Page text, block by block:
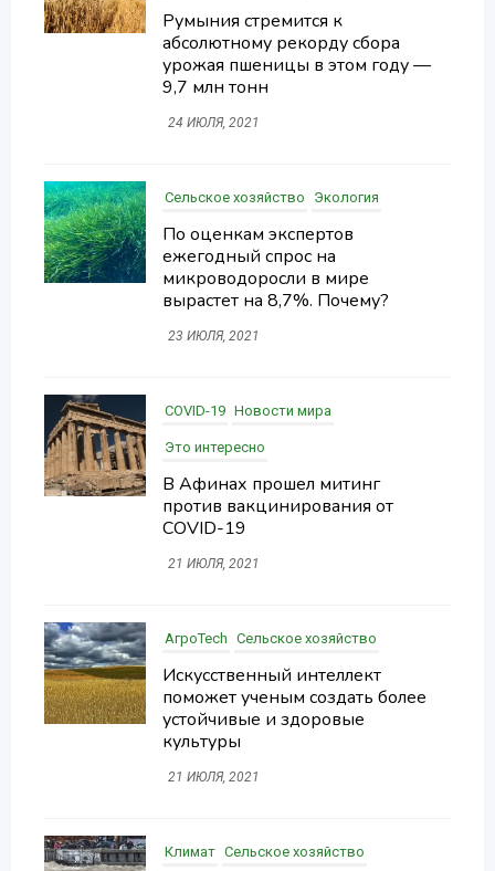
Румыния стремится к
абсолютному рекорду сбора
урожая пшеницы в этом году —
9,7 млн тонн
24 ИЮЛЯ, 2021
Сельское хозяйство Экология
По оценкам экспертов
ежегодный спрос на
микроводоросли в мире
вырастет на 8,7%. Почему?
23 ИЮЛЯ, 2021
COVID-19 Новости мира
Это интересно
В Афинах прошел митинг
против вакцинирования от
COVID-19
21 ИЮЛЯ, 2021
АгроTech Сельское хозяйство
Искусственный интеллект
поможет ученым создать более
устойчивые и здоровые
культуры
21 ИЮЛЯ, 2021
Климат Сельское хозяйство